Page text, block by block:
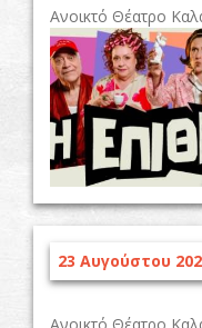
Ανοικτό Θέατρο
23 Αυγούστου